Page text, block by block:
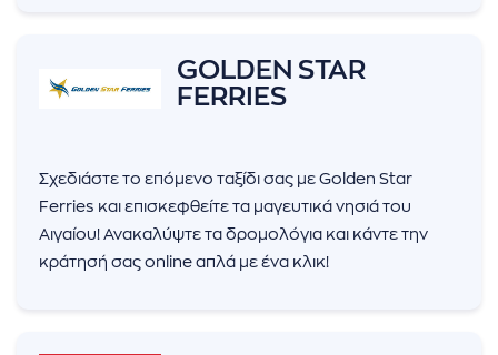
GOLDEN STAR
FERRIES
Σχεδιάστε το επόμενο ταξίδι σας με Golden Star
Ferries και επισκεφθείτε τα μαγευτικά νησιά του
Αιγαίου! Ανακαλύψτε τα δρομολόγια και κάντε την
κράτησή σας online απλά με ένα κλικ!